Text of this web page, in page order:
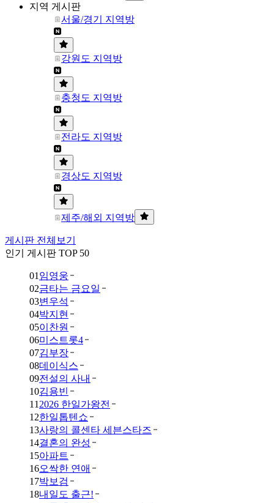
지역 게시판
서울/경기 지역방
강원도 지역방
충청도 지역방
전라도 지역방
경상도 지역방
제주/해외 지역방
게시판 전체보기
인기 게시판 TOP 50
01 임영웅
02금타는 금요일
03변우석
04박지현
05이찬원
06미스트롯4
07김부장
08데이식스
09전설의 사내
10김용빈
11 2026 한일가왕전
12한일톱텐쇼
13사랑의 콜센타 세븐스타즈
14결혼의 완성
15아파트
16오싹한 연애
17박보검
18내일도 출근!